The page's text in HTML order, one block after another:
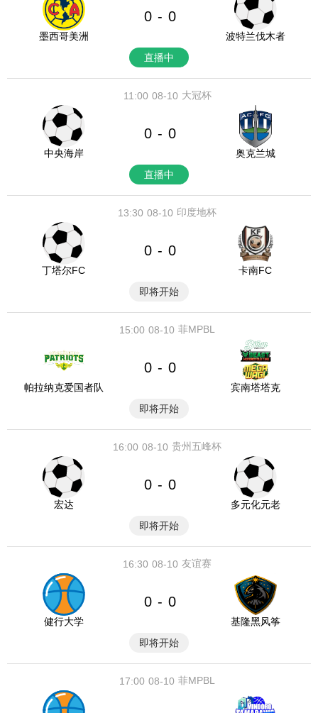
墨西哥美洲
0 - 0
波特兰伐木者
直播中
08-10
11:00 大冠杯
中央海岸
0 - 0
奥克兰城
直播中
08-10
13:30 印度地杯
丁塔尔FC
0 - 0
卡南FC
即将开始
08-10
15:00 菲MPBL
帕拉纳克爱国者队
0 - 0
宾南塔塔克
即将开始
08-10
16:00 贵州五峰杯
宏达
0 - 0
多元化元老
即将开始
08-10
16:30 友谊赛
健行大学
0 - 0
基隆黑风筝
即将开始
08-10
17:00 菲MPBL